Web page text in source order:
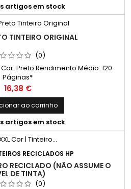
artigos em stock
TINTEIRO ORIGINAL
(0)
Preto Rendimento Médio: 120
Páginas*
Preço
16,38 €
ao carrinho
artigos em stock
RECICLADOS HP
RECICLADO (NÃO ASSUME O
DE TINTA)
(0)